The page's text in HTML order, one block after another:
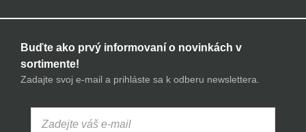
Buďte ako prvý informovaní o novinkách v
sortimente!
Zadajte svoj e-mail a prihláste sa k odberu newslettera.